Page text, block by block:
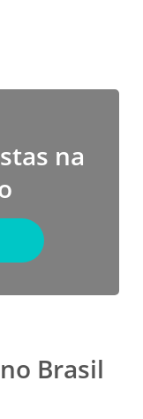
na
Brasil